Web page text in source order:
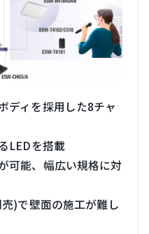
ディを採用した8チャ
LEDを搭載
可能、幅広い規格に対
)で壁面の施工が難し